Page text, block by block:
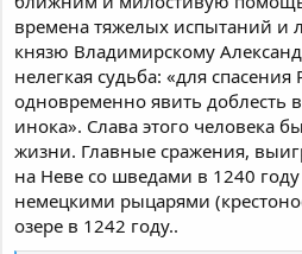
времена тяжелых испытаний и
князю Владимирскому
нелегкая судьба: «для
одновременно явить доблесть
инока». Слава этого человека
жизни. Главные сражения,
на Неве со шведами в 1240
немецкими рыцарями
озере в 1242 году..